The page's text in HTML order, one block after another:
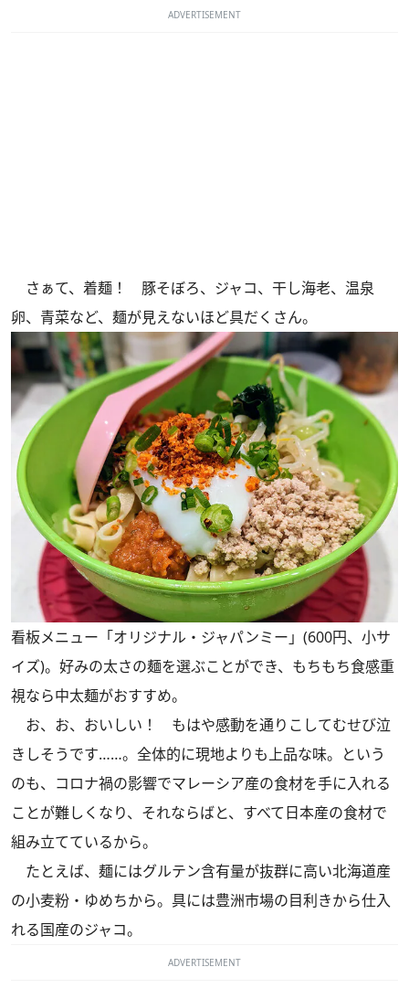
ADVERTISEMENT
さぁて、着麺！ 豚そぼろ、ジャコ、干し海老、温泉
卵、青菜など、麺が見えないほど具だくさん。
看板メニュー「オリジナル・ジャパンミー」(600円、小サ
イズ)。好みの太さの麺を選ぶことができ、もちもち食感重
視なら中太麺がおすすめ。
お、お、おいしい！ もはや感動を通りこしてむせび泣
きしそうです……。全体的に現地よりも上品な味。という
のも、コロナ禍の影響でマレーシア産の食材を手に入れる
ことが難しくなり、それならばと、すべて日本産の食材で
組み立てているから。
たとえば、麺にはグルテン含有量が抜群に高い北海道産
の小麦粉・ゆめちから。具には豊洲市場の目利きから仕入
れる国産のジャコ。
ADVERTISEMENT